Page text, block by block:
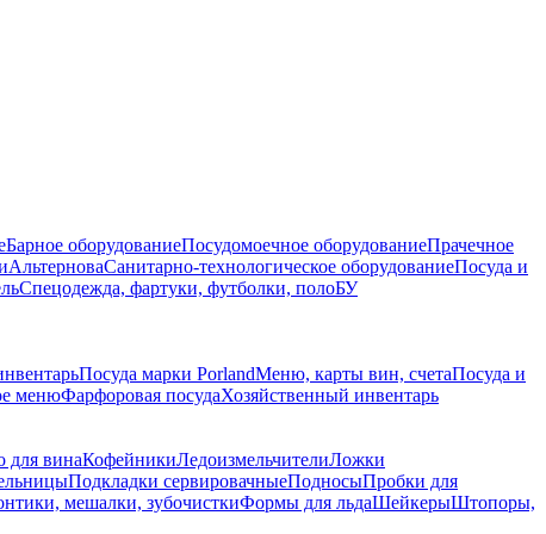
Барное оборудованиеПосудомоечное оборудованиеПрачечное
АльтерноваСанитарно-технологическое оборудованиеПосуда и
Спецодежда, фартуки, футболки, полоБУ
Посуда марки PorlandМеню, карты вин, счетаПосуда и
менюФарфоровая посудаХозяйственный инвентарь
для винаКофейникиЛедоизмельчителиЛожки
Подкладки сервировачныеПодносыПробки для
мешалки, зубочисткиФормы для льдаШейкерыШтопоры,